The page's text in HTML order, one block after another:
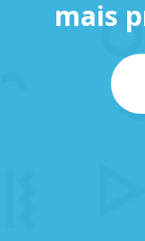
mais